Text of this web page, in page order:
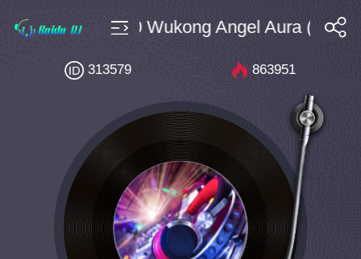
资源 $4 Bpm150 Wukong Angel Aura
313579 863951